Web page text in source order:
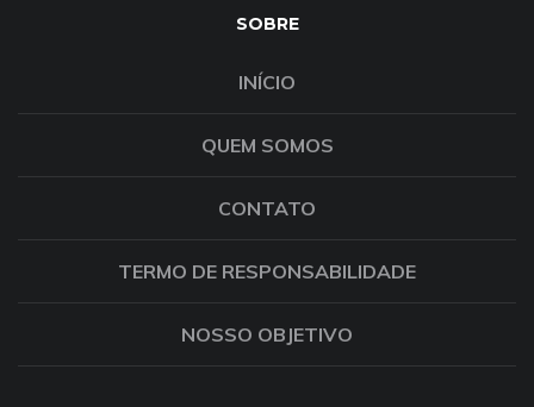
SOBRE
INÍCIO
QUEM SOMOS
CONTATO
TERMO DE RESPONSABILIDADE
NOSSO OBJETIVO